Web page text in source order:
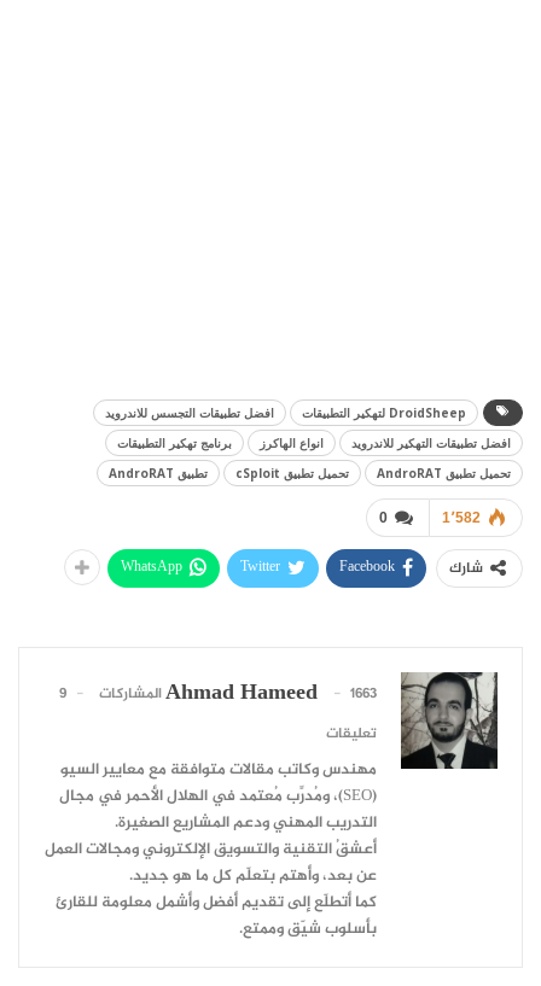
DroidSheep لتهكير التطبيقات
افضل تطبيقات التجسس للاندرويد
افضل تطبيقات التهكير للاندرويد
انواع الهاكرز
برنامج تهكير التطبيقات
تحميل تطبيق AndroRAT
تحميل تطبيق cSploit تطبيق AndroRAT
0 1٬582
شارك Facebook
Twitter
WhatsApp
Ahmad Hameed 1663 المشاركات
9
تعليقات
مهندس وكاتب مقالات متوافقة مع معايير السيو
(SEO)، ومُدرِّب مُعتمد في الهلال الأحمر في مجال
التدريب المهني ودعم المشاريع الصغيرة.
أعشقُ التقنية والتسويق الإلكتروني ومجالات العمل
عن بعد، وأهتم بتعلّم كل ما هو جديد.
كما أتطلّع إلى تقديم أفضل وأشمل معلومة للقارئ
بأسلوب شيّق وممتع.